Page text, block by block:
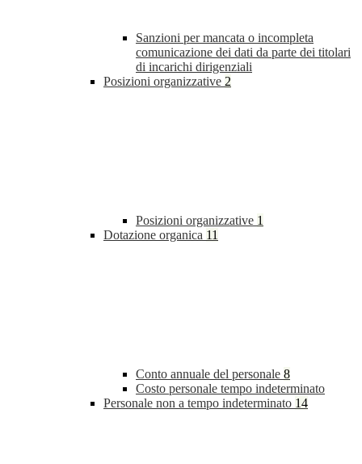
Sanzioni per mancata o incompleta
comunicazione dei dati da parte dei titolari
di incarichi dirigenziali
Posizioni organizzative 2
Posizioni organizzative 1
Dotazione organica 11
Conto annuale del personale 8
Costo personale tempo indeterminato
Personale non a tempo indeterminato 14